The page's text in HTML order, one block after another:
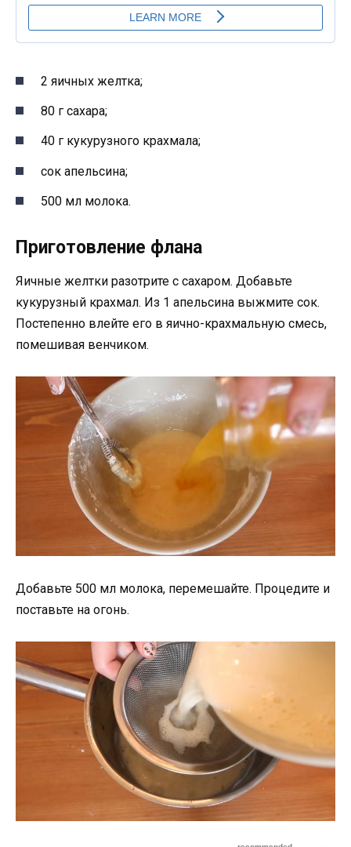
2 яичных желтка;
80 г сахара;
40 г кукурузного крахмала;
сок апельсина;
500 мл молока.
Приготовление флана
Яичные желтки разотрите с сахаром. Добавьте
кукурузный крахмал. Из 1 апельсина выжмите сок.
Постепенно влейте его в яично-крахмальную смесь,
помешивая венчиком.
Добавьте 500 мл молока, перемешайте. Процедите и
поставьте на огонь.